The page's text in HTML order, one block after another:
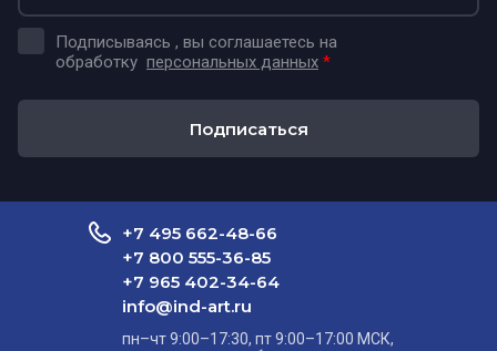
Подписываясь , вы соглашаетесь на
обработку персональных данных *
Подписаться
+7 495 662-48-66
+7 800 555-36-85
+7 965 402-34-64
info@ind-art.ru
пн–чт 9:00–17:30, пт 9:00–17:00 МСК,